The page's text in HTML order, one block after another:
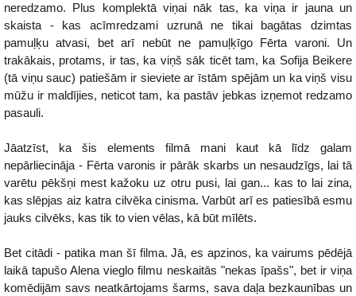
neredzamo. Plus komplektā viņai nāk tas, ka viņa ir jauna un
skaista - kas acīmredzami uzrunā ne tikai bagātas dzimtas
pamuļķu atvasi, bet arī nebūt ne pamuļķīgo Fērta varoni. Un
trakākais, protams, ir tas, ka viņš sāk ticēt tam, ka Sofija Beikere
(tā viņu sauc) patiešām ir sieviete ar īstām spējām un ka viņš visu
mūžu ir maldījies, neticot tam, ka pastāv jebkas izņemot redzamo
pasauli.
Jāatzīst, ka šis elements filmā mani kaut kā līdz galam
nepārliecināja - Fērta varonis ir pārāk skarbs un nesaudzīgs, lai tā
varētu pēkšņi mest kažoku uz otru pusi, lai gan... kas to lai zina,
kas slēpjas aiz katra cilvēka cinisma. Varbūt arī es patiesībā esmu
jauks cilvēks, kas tik to vien vēlas, kā būt mīlēts.
Bet citādi - patika man šī filma. Jā, es apzinos, ka vairums pēdējā
laikā tapušo Alena vieglo filmu neskaitās "nekas īpašs", bet ir viņa
komēdijām savs neatkārtojams šarms, sava daļa bezkaunības un